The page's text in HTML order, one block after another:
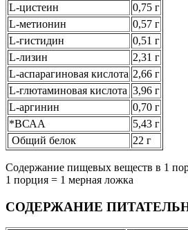
L-цистеин
0,75 г
L-метионин
0,57 г
L-гистидин
0,51 г
L-лизин
2,31 г
L-аспарагиновая кислота 2,66 г
L-глютаминовая кислота 3,96 г
L-аргинин
0,70 г
*ВСАА
5,43 г
Общий белок
22 г
Содержание пищевых веществ в 1
1 порция = 1 мерная ложка
СОДЕРЖАНИЕ